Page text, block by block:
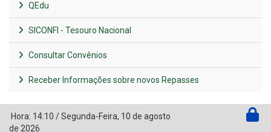
QEdu
SICONFI - Tesouro Nacional
Consultar Convênios
Receber Informações sobre novos Repasses
Hora: 14:10 /Segunda-Feira, 10 de agosto
de 2026